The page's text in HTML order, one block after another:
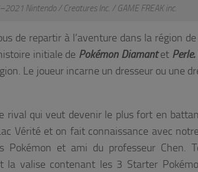
Nintendo / Creatures Inc. / GAME FREAK inc.
de repartir à l’aventure dans la région
initiale de Pokémon Diamantet Perle.
Le joueur incarne un dresseur ou une
rival qui veut devenir le plus fort en
Vérité et on fait connaissance avec
Pokémon et ami du professeur Chen.
la valise contenant les 3 Starter